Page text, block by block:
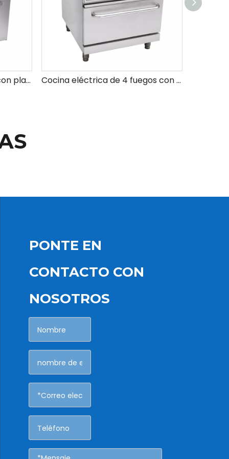
Cocina comercial versátil con placa calefactora a gas para cocinar y preparar comidas de manera eficiente Cocina eléctrica de 4 fuegos con vitrocerámica y horno.
PONTE EN
CONTACTO CON
NOSOTROS